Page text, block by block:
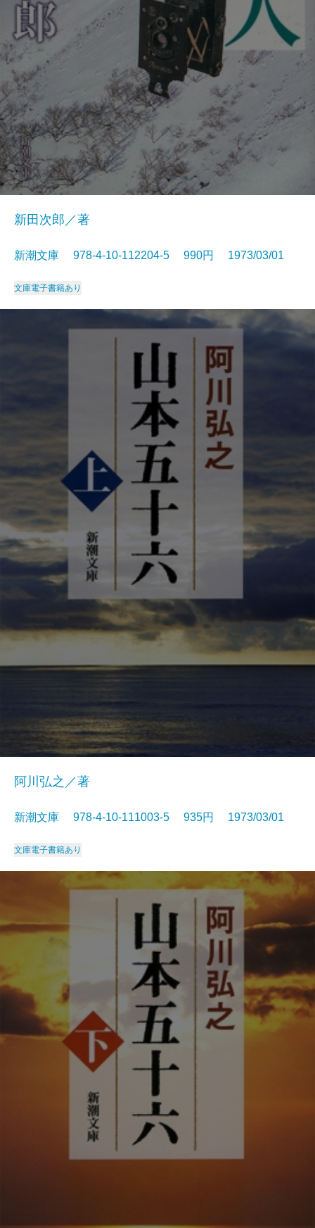
新田次郎／著
新潮文庫 978-4-10-112204-5 990円 1973/03/01
文庫電子書籍あり
阿川弘之／著
新潮文庫 978-4-10-111003-5 935円 1973/03/01
文庫電子書籍あり